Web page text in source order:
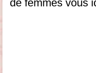
de femmes vous